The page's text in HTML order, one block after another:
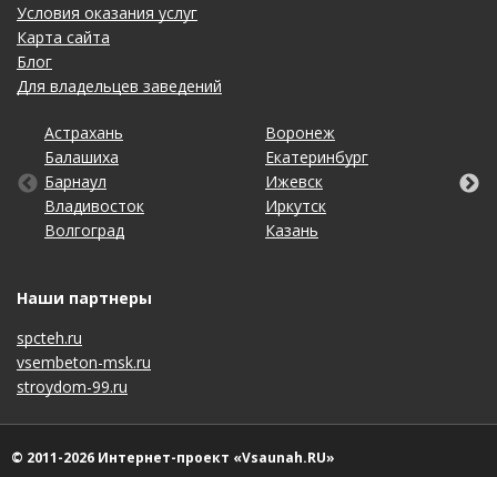
Условия оказания услуг
Карта сайта
Блог
Для владельцев заведений
Астрахань
Балашиха
Барнаул
Владивосток
Волгоград
Воронеж
Екатеринбург
Ижевск
Иркутск
Казань
Калининград
Кемерово
Киров
Краснодар
Красноярск
Липецк
Махачкала
Набережные Челны
Нижний Новгород
Новосибирск
Омск
Оренбург
Пенза
Пермь
Ростов-на-Дону
Рязань
Самара
Санкт-Петербург
Саратов
Ставрополь
Тольятти
Томск
Тула
Тюмень
Ульяновск
Уфа
Хабаровск
Чебоксары
Челябинск
Ярославль
Наши партнеры
spcteh.ru
vsembeton-msk.ru
stroydom-99.ru
© 2011-2026 Интернет-проект «Vsaunah.RU»